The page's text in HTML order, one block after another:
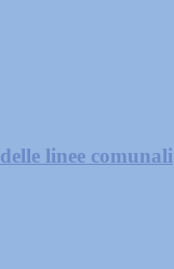
linee comunali